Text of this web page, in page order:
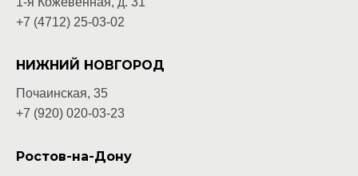
+7 (4712) 25-03-02
НИЖНИЙ НОВГОРОД
Почаинская, 35
+7 (920) 020-03-23
Ростов-на-Дону